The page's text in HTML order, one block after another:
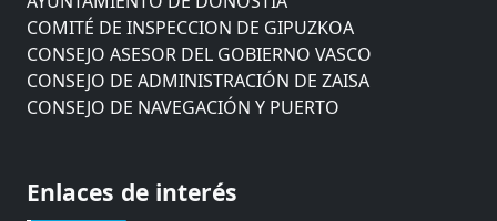
COMITÉ DE INSPECCION DE GIPUZKOA
CONSEJO ASESOR DEL GOBIERNO VASCO
CONSEJO DE ADMINISTRACIÓN DE ZAISA
CONSEJO DE NAVEGACIÓN Y PUERTO
EXPOLOGÍSTICA
FEVATRANS (FEDERACIÓN VASCA DE TRANSPORTES)
Enlaces de interés